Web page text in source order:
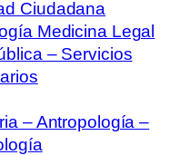
Ciudadana
Medicina Legal
– Servicios
– Antropología –